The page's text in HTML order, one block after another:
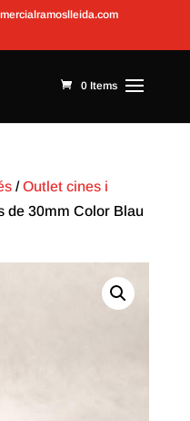
0 Items
/Outlet cines i
30mm Color Blau